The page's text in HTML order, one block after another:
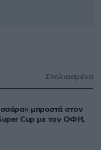
Σχολιασμένα
μπροστά στον
Cup με τον ΟΦΗ,